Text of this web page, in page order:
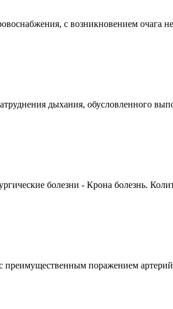
с возникновением очага
дыхания, обусловленного
болезни - Крона болезнь.
поражением артерий